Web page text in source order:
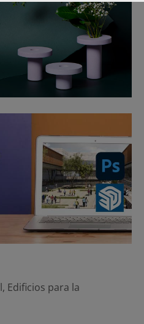
, Edificios para la